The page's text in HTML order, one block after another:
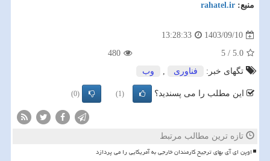
منبع: rahatel.ir
1403/09/10
13:28:33
5.0
/
5
480
تگهای خبر:
فناوری , وب
این مطلب را می پسندید؟ (1)
(0)
تازه ترین مطالب مرتبط
اوپن ای آی بهای ترجیح کارمندان خارجی به آمریکایی را می پردازد